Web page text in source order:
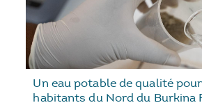
Un eau potable de qualité
habitants du Nord du Burkina